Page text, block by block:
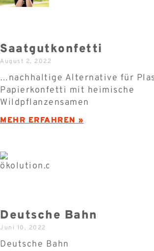
Saatgutkonfetti
August 2, 2022
…nachhaltige Alternative für
Papierkonfetti mit heimische
Wildpflanzensamen
MEHR ERFAHREN »
Deutsche Bahn
Juni 10, 2022
Deutsche Bahn